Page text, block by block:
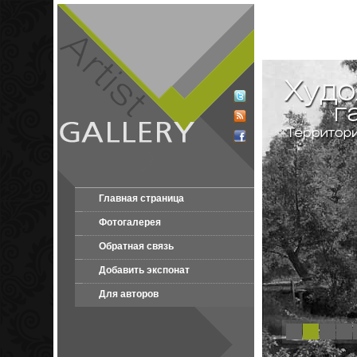
Главная страница
Фотогалерея
Обратная связь
Добавить экспонат
Для авторов